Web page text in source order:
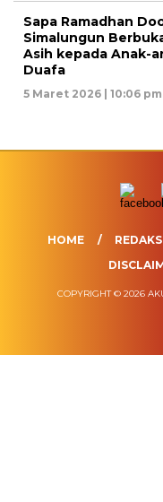
Sapa Ramadhan
Simalungun
Asih kepada Anak-
Duafa
5 Maret 2026 | 10:06
HOME
COPYRIGHT © 2026